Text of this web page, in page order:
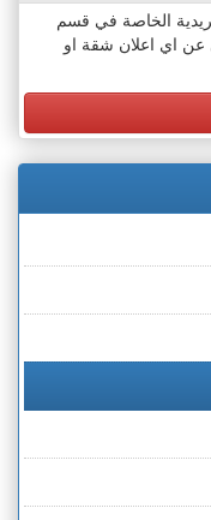
الخاصة في قسم
عن اي اعلان شقة او